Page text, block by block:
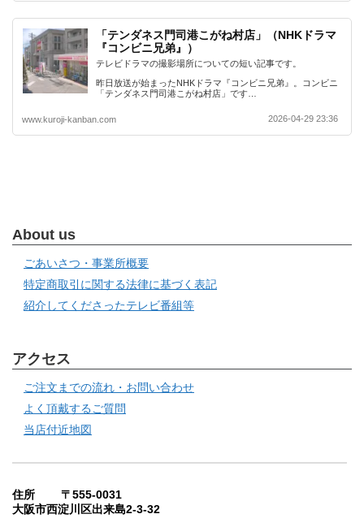
「テンダネス門司港こがね村店」（NHKドラマ
『コンビニ兄弟』）
テレビドラマの撮影場所についての短い記事です。
昨日放送が始まったNHKドラマ『コンビニ兄弟』。コンビニ
「テンダネス門司港こがね村店」です…
www.kuroji-kanban.com 2026-04-29 23:36
About us
ごあいさつ・事業所概要
特定商取引に関する法律に基づく表記
紹介してくださったテレビ番組等
アクセス
ご注文までの流れ・お問い合わせ
よく頂戴するご質問
当店付近地図
住所 〒555-0031
大阪市西淀川区出来島2-3-32